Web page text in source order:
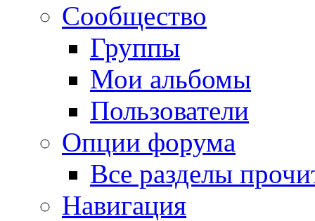
Сообщество
Группы
Мои альбомы
Пользователи
Опции форума
Все разделы
Навигация